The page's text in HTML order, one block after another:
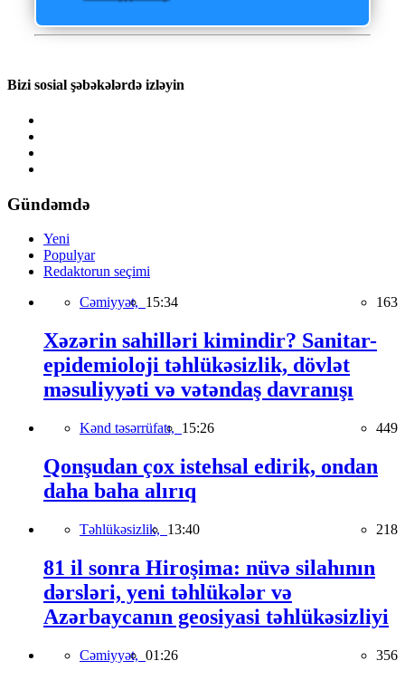
Bizi sosial şəbəkələrdə izləyin
Gündəmdə
Yeni
Populyar
Redaktorun seçimi
Cəmiyyət, 15:34 163
Xəzərin sahilləri kimindir? Sanitar-
epidemioloji təhlükəsizlik, dövlət
məsuliyyəti və vətəndaş davranışı
Kənd təsərrüfatı, 15:26 449
Qonşudan çox istehsal edirik, ondan
daha baha alırıq
Təhlükəsizlik, 13:40 218
81 il sonra Hiroşima: nüvə silahının
dərsləri, yeni təhlükələr və
Azərbaycanın geosiyasi təhlükəsizliyi
Cəmiyyət, 01:26 356